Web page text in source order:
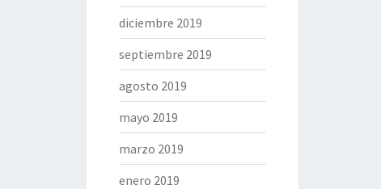
diciembre 2019
septiembre 2019
agosto 2019
mayo 2019
marzo 2019
enero 2019